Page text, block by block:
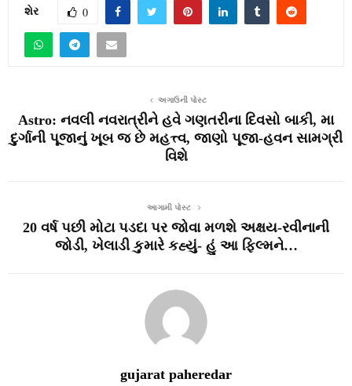
શેર 0
અગાઉની પોસ્ટ
Astro: નવલી નવરાત્રીને હવે ગણતરીના દિવસો બાકી, મા
દુર્ગાની પૂજાનું ખૂબ જ છે મહત્ત્વ, જાણો પૂજા-હવન સામગ્રી
વિશે
આગામી પોસ્ટ
20 વર્ષ પછી મોટા પડદા પર જોવા મળશે અક્ષય-રવીનાની
જોડી, ખેલાડી કુમારે કહ્યું- હું આ ફિલ્મને…
gujarat paheredar